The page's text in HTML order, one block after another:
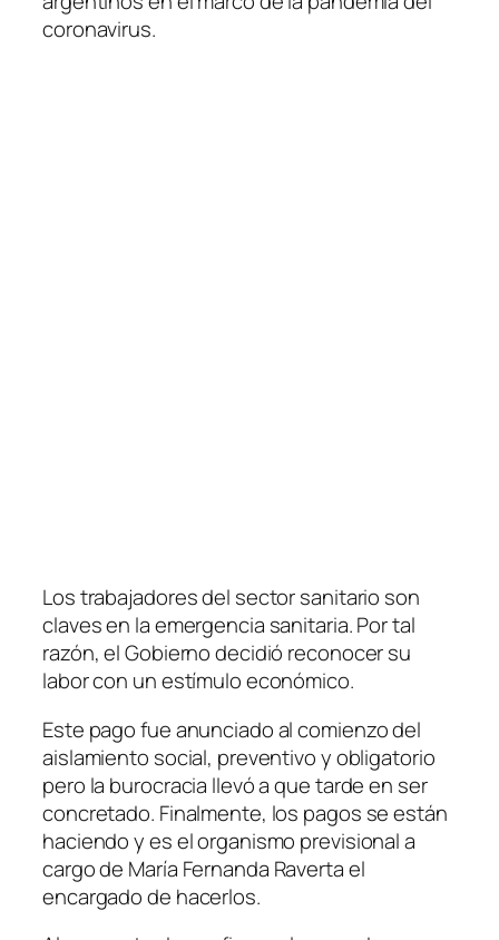
coronavirus.
Los trabajadores del sector sanitario son
claves en la emergencia sanitaria. Por tal
razón, el Gobierno decidió reconocer su
labor con un estímulo económico.
Este pago fue anunciado al comienzo del
aislamiento social, preventivo y obligatorio
pero la burocracia llevó a que tarde en ser
concretado. Finalmente, los pagos se están
haciendo y es el organismo previsional a
cargo de María Fernanda Raverta el
encargado de hacerlos.